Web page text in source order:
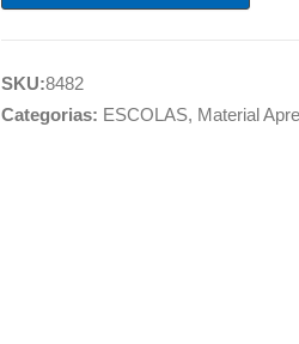
SKU:8482
Categorias: ESCOLAS, Material